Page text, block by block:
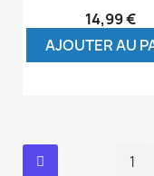
14,99 €
AJOUTER AU
1